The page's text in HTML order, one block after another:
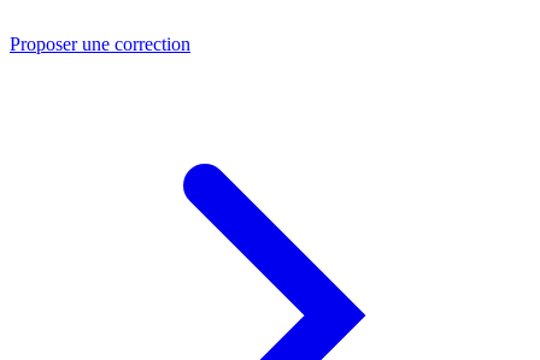
Proposer une correction